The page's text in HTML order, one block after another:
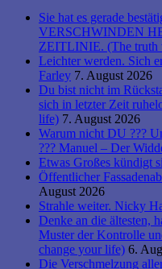
Sie hat es gerade
VERSCHWINDEN
ZEITLINIE. (The truth
Leichter werden. Sich
Farley 7. August 2026
Du bist nicht im
sich in letzter Zeit
life) 7. August 2026
Warum nicht DU ???
??? Manuel – Der
Etwas Großes kündigt
Öffentlicher
August 2026
Strahle weiter. Nicky
Denke an die ältesten,
Muster der Kontrolle
change your life) 6.
Die Verschmelzung